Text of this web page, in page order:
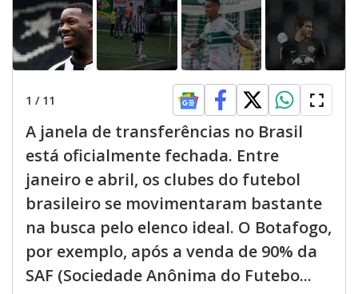
1 / 11
A janela de transferências no Brasil
está oficialmente fechada. Entre
janeiro e abril, os clubes do futebol
brasileiro se movimentaram bastante
na busca pelo elenco ideal. O Botafogo,
por exemplo, após a venda de 90% da
SAF (Sociedade Anônima do Futebo...